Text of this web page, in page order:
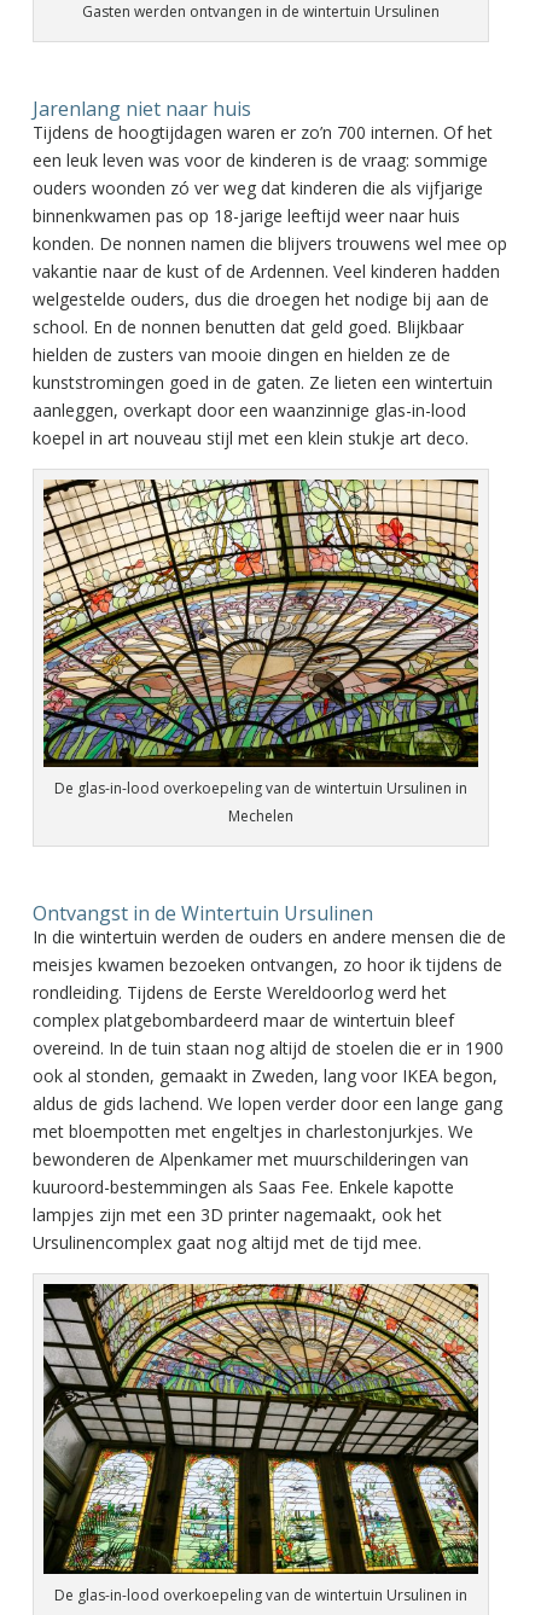
Gasten werden ontvangen in de wintertuin Ursulinen
Jarenlang niet naar huis
Tijdens de hoogtijdagen waren er zo’n 700 internen. Of het
een leuk leven was voor de kinderen is de vraag: sommige
ouders woonden zó ver weg dat kinderen die als vijfjarige
binnenkwamen pas op 18-jarige leeftijd weer naar huis
konden. De nonnen namen die blijvers trouwens wel mee op
vakantie naar de kust of de Ardennen. Veel kinderen hadden
welgestelde ouders, dus die droegen het nodige bij aan de
school. En de nonnen benutten dat geld goed. Blijkbaar
hielden de zusters van mooie dingen en hielden ze de
kunststromingen goed in de gaten. Ze lieten een wintertuin
aanleggen, overkapt door een waanzinnige glas-in-lood
koepel in art nouveau stijl met een klein stukje art deco.
De glas-in-lood overkoepeling van de wintertuin Ursulinen in
Mechelen
Ontvangst in de Wintertuin Ursulinen
In die wintertuin werden de ouders en andere mensen die de
meisjes kwamen bezoeken ontvangen, zo hoor ik tijdens de
rondleiding. Tijdens de Eerste Wereldoorlog werd het
complex platgebombardeerd maar de wintertuin bleef
overeind. In de tuin staan nog altijd de stoelen die er in 1900
ook al stonden, gemaakt in Zweden, lang voor IKEA begon,
aldus de gids lachend. We lopen verder door een lange gang
met bloempotten met engeltjes in charlestonjurkjes. We
bewonderen de Alpenkamer met muurschilderingen van
kuuroord-bestemmingen als Saas Fee. Enkele kapotte
lampjes zijn met een 3D printer nagemaakt, ook het
Ursulinencomplex gaat nog altijd met de tijd mee.
De glas-in-lood overkoepeling van de wintertuin Ursulinen in